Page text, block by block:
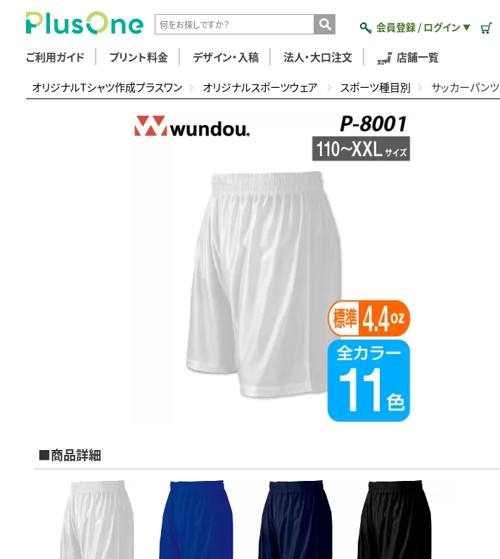
会員登録 / ログイン ▼
ご利用ガイド プリント料金 デザイン・入稿 法人・大口注文 店舗一覧
オリジナルTシャツ作成プラスワン オリジナルスポーツウェア スポーツ種目別 サッカーパンツ
■商品詳細